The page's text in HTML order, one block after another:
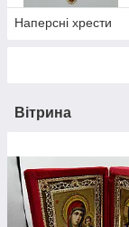
Наперсні хрести
Вітрина